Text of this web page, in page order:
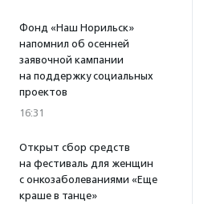
Фонд «Наш Норильск»
напомнил об осенней
заявочной кампании
на поддержку социальных
проектов
16:31
Открыт сбор средств
на фестиваль для женщин
с онкозаболеваниями «Еще
краше в танце»